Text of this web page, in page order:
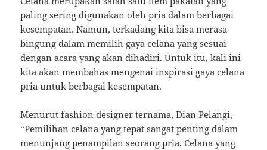
paling sering digunakan oleh pria dalam berbagai
kesempatan. Namun, terkadang kita bisa merasa
bingung dalam memilih gaya celana yang sesuai
dengan acara yang akan dihadiri. Untuk itu, kali ini
kita akan membahas mengenai inspirasi gaya celana
pria untuk berbagai kesempatan.
Menurut fashion designer ternama, Dian Pelangi,
“Pemilihan celana yang tepat sangat penting dalam
menunjang penampilan seorang pria. Celana yang